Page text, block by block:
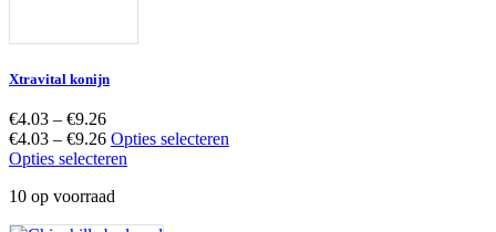
Xtravital konijn
€4.03 – €9.26
€4.03 – €9.26 Opties selecteren
Opties selecteren
10 op voorraad